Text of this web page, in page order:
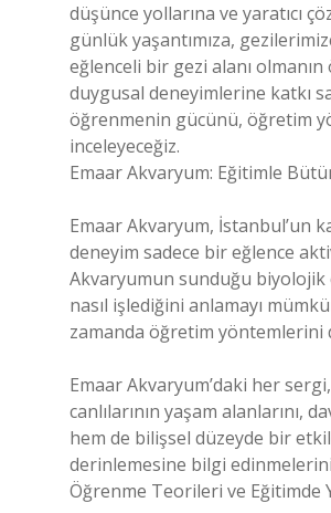
düşünce yollarına ve yaratıcı
günlük yaşantımıza,
eğlenceli bir gezi alanı
duygusal deneyimlerine katkı
öğrenmenin gücünü, öğretim
inceleyeceğiz.
Emaar Akvaryum: Eğitimle
Emaar Akvaryum, İstanbul’un
deneyim sadece bir eğlence
Akvaryumun sunduğu biyolojik
nasıl işlediğini anlamayı
zamanda öğretim
Emaar Akvaryum’daki her
canlılarının yaşam alanlarını,
hem de bilişsel düzeyde bir
derinlemesine bilgi
Öğrenme Teorileri ve Eğitimde